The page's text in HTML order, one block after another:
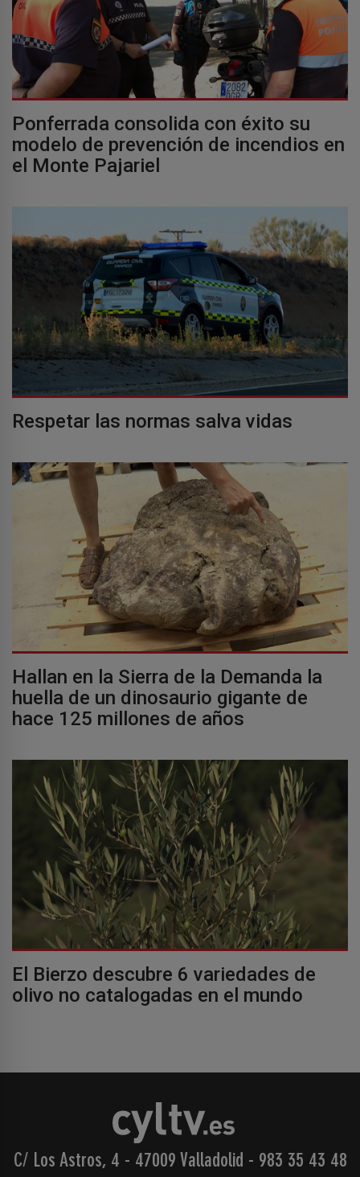
Ponferrada consolida con éxito su
modelo de prevención de incendios en
el Monte Pajariel
Respetar las normas salva vidas
Hallan en la Sierra de la Demanda la
huella de un dinosaurio gigante de
hace 125 millones de años
El Bierzo descubre 6 variedades de
olivo no catalogadas en el mundo
C/ Los Astros, 4 - 47009 Valladolid - 983 35 43 48